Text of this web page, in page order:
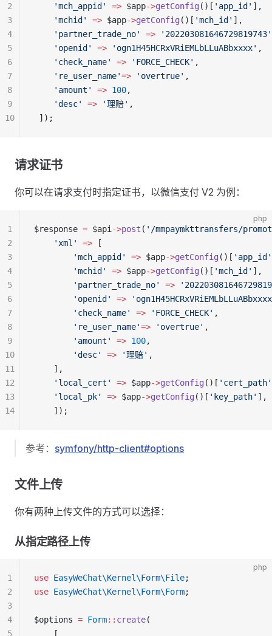
    'mch_appid'
=> $app->getConfig ()[ 'app_id' ],
    'mchid'
=> $app->getConfig ()[ 'mch_id' ],
    'partner_trade_no'
=> '202203081646729819743'
    'openid'
=> 'ogn1H45HCRxVRiEMLbLLuABbxxxx' ,
    'check_name'
=> 'FORCE_CHECK' ,
    're_user_name'
=> 'overtrue' ,
    'amount'
=> 100,
    'desc'
=> '理赔' ,
]);
2
3
4
5
6
7
8
9
10
请求证书
你可以在请求支付时指定证书，以微信支付 V2 为例：
php
$response = $api ->post ( '/mmpaymkttransfers/
    'xml'
=> [
        'mch_appid'
=> $app->getConfig ()[ 'app_id'
        'mchid'
=> $app->getConfig ()[ 'mch_id' ],
        'partner_trade_no'
=>
        'openid'
=>
        'check_name'
=> 'FORCE_CHECK' ,
        're_user_name'
=> 'overtrue' ,
        'amount'
=> 100,
        'desc'
=> '理赔' ,
    ],
    'local_cert'
=> $app->getConfig ()[ 'cert_path'
    'local_pk'
=> $app->getConfig ()[ 'key_path' ],
    ]);
1
2
3
4
5
6
7
8
9
10
11
12
13
14
参考： symfony/http-client#options
文件上传
你有两种上传文件的方式可以选择：
从指定路径上传
php
use EasyWeChat\Kernel\Form\File;
use EasyWeChat\Kernel\Form\Form;
$options = Form:: create(
    [
1
2
3
4
5